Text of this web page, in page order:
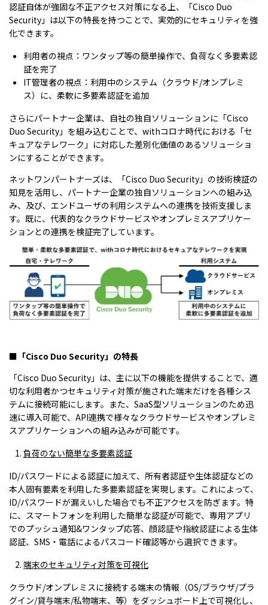
認証自体が強固な不正アクセス対策になる上、「Cisco Duo
Security」は以下の特長を持つことで、実効的にセキュリティを強
化できます。
利用者の視点：ワンタップ等の簡単操作で、負荷なく多要素認
証を完了
IT管理者の視点：利用中のシステム（クラウド/オンプレミ
ス）に、柔軟に多要素認証を追加
さらにパートナー企業は、自社の独自ソリューションに「Cisco
Duo Security」を組み込むことで、withコロナ時代における「セ
キュアなテレワーク」に対応した差別化価値のあるソリューショ
ンにすることができます。
ネットワンパートナーズは、「Cisco Duo Security」の技術検証の
知見を活用し、パートナー企業の独自ソリューションへの組み込
み、及び、エンドユーザの利用システムへの連携を技術支援しま
す。既に、代表的なクラウドサービスやオンプレミスアプリケー
ションとの連携を検証完了しています。
■「Cisco Duo Security」の特長
「Cisco Duo Security」は、主に以下の機能を提供することで、適
切な利用者かつセキュリティ対策が施された端末だけを各種シス
テムに接続可能にします。また、SaaS型ソリューションのため迅
速に導入可能で、API連携で様々なクラウドサービスやオンプレミ
スアプリケーションへの組み込みが可能です。
負荷のない簡単な多要素認証
ID/パスワードによる認証に加えて、所有者認証や生体認証などの
本人固有要素を利用した多要素認証を実現します。これによって、
ID/パスワードが漏えいした場合でも不正アクセスを防ぎます。特
に、スマートフォンを利用した簡単な認証が可能で、専用アプリ
でのプッシュ通知&ワンタップ応答、顔認証や指紋認証による生体
認証、SMS・電話によるパスコード確認等から選択できます。
端末のセキュリティ対策を可視化
クラウド/オンプレミスに接続する端末の情報（OS/ブラウザ/プラ
グイン/貸与端末/私物端末、等）をダッシュボード上で可視化し、